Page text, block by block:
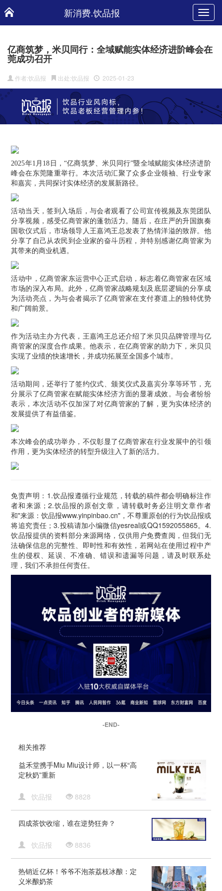
新消费.饮品报
亿商筑梦，米贝同行：全域赋能实体经济进阶峰会在
莞成功召开
作者:饮品报 出处:饮品报 2025-01-23
2025年1月18日，“亿商筑梦、米贝同行”暨全域赋能实体经济进阶
峰会在东莞隆重举行。本次活动汇聚了众多企业领袖、行业专家
和嘉宾，共同探讨实体经济的发展新路径。
活动当天，签到入场后，与会者观看了公司宣传视频及东莞团队
分享视频，感受亿商管家的蓬勃活力。随后，在庄严的升国旗奏
国歌仪式后，市场领导人王嘉鸿王总发表了热情洋溢的致辞。他
分享了自己从农民到企业家的奋斗历程，并特别感谢亿商管家为
其带来的商业机遇。
活动中，亿商管家东运营中心正式启动，标志着亿商管家在区域
市场的深入布局。此外，亿商管家战略规划及底层逻辑的分享成
为活动亮点，为与会者揭示了亿商管家在支付赛道上的独特优势
和广阔前景。
作为活动主办方代表，王嘉鸿王总还介绍了米贝贝品牌管理与亿
商管家的深度合作成果。他表示，在亿商管家的助力下，米贝贝
实现了业绩的快速增长，并成功拓展至全国多个城市。
活动期间，还举行了签约仪式、颁奖仪式及嘉宾分享等环节，充
分展示了亿商管家在赋能实体经济方面的显著成效。与会者纷纷
表示，本次活动不仅加深了对亿商管家的了解，更为实体经济的
发展提供了有益借鉴。
本次峰会的成功举办，不仅彰显了亿商管家在行业发展中的引领
作用，更为实体经济的转型升级注入了新的活力。
免责声明：1.饮品报遵循行业规范，转载的稿件都会明确标注作
者和来源；2.饮品报的原创文章，请转载时务必注明文章作者
和"来源：饮品报www.yinpinbao.cn"，不尊重原创的行为饮品报或
将追究责任；3.投稿请加小编微信yesreal或QQ1592055865。4.
饮品报提供的资料部分来源网络，仅供用户免费查阅，但我们无
法确保信息的完整性、即时性和有效性，若网站在使用过程中产
生的侵权、延误、不准确、错误和遗漏等问题，请及时联系处
理，我们不承担任何责任。
-END-
相关推荐
​益禾堂携手Miu Miu设计师，以一杯“高
定秋奶”重新
饮品报 8828
四成茶饮收缩，谁在逆势狂奔？
饮品报 8836
热销近亿杯！爷爷不泡茶荔枝冰酿：定
义米酿奶茶